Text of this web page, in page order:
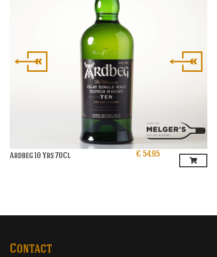
Ardbeg 10 Yrs 70Cl € 54,95
Contact